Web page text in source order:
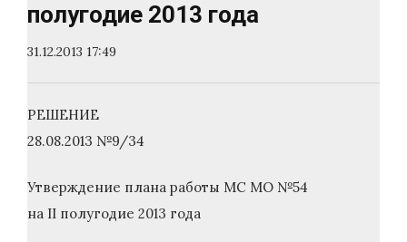
полугодие 2013 года
31.12.2013 17:49
РЕШЕНИЕ
28.08.2013 №9/34
Утверждение плана работы МС МО №54
на II полугодие 2013 года